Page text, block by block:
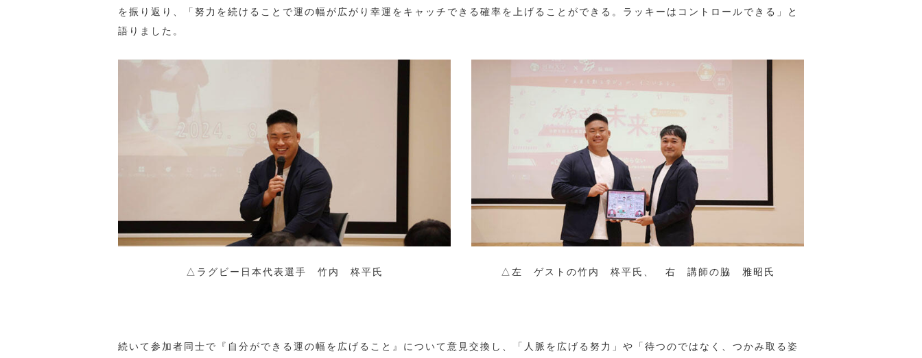
を振り返り、「努力を続けることで運の幅が広がり幸運をキャッチできる確率を上げることができる。ラッキーはコントロールできる」と
語りました。
△ラグビー日本代表選手 竹内 柊平氏 △左 ゲストの竹内 柊平氏、 右 講師の脇 雅昭氏
続いて参加者同士で『自分ができる運の幅を広げること』について意見交換し、「人脈を広げる努力」や「待つのではなく、つかみ取る姿